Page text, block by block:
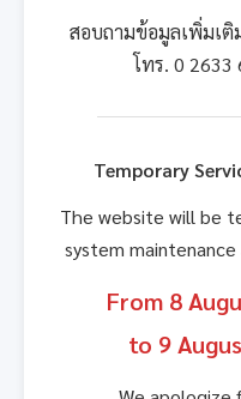
สอบถามข้อมูลเพิ่มเติ
โทร. 0 2633
Temporary
The website will be
system
From 8
to 9